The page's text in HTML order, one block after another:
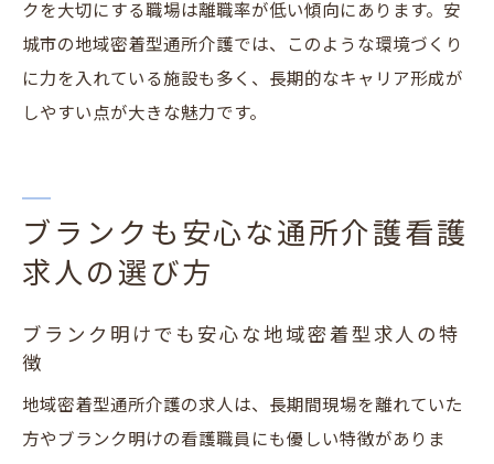
クを大切にする職場は離職率が低い傾向にあります。安
城市の地域密着型通所介護では、このような環境づくり
に力を入れている施設も多く、長期的なキャリア形成が
しやすい点が大きな魅力です。
ブランクも安心な通所介護看護
求人の選び方
ブランク明けでも安心な地域密着型求人の特
徴
地域密着型通所介護の求人は、長期間現場を離れていた
方やブランク明けの看護職員にも優しい特徴がありま